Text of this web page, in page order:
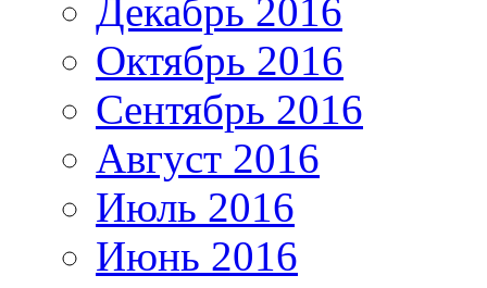
Декабрь 2016
Октябрь 2016
Сентябрь 2016
Август 2016
Июль 2016
Июнь 2016